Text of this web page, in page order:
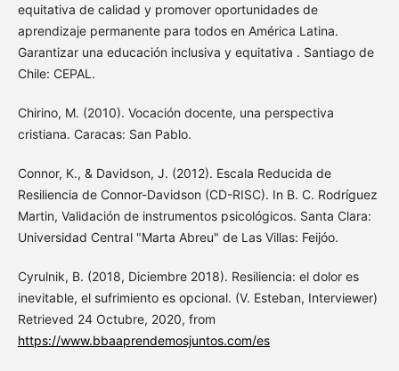
equitativa de calidad y promover oportunidades de
aprendizaje permanente para todos en América Latina.
Garantizar una educación inclusiva y equitativa . Santiago de
Chile: CEPAL.
Chirino, M. (2010). Vocación docente, una perspectiva
cristiana. Caracas: San Pablo.
Connor, K., & Davidson, J. (2012). Escala Reducida de
Resiliencia de Connor-Davidson (CD-RISC). In B. C. Rodríguez
Martin, Validación de instrumentos psicológicos. Santa Clara:
Universidad Central "Marta Abreu" de Las Villas: Feijóo.
Cyrulnik, B. (2018, Diciembre 2018). Resiliencia: el dolor es
inevitable, el sufrimiento es opcional. (V. Esteban, Interviewer)
Retrieved 24 Octubre, 2020, from
https://www.bbaaprendemosjuntos.com/es